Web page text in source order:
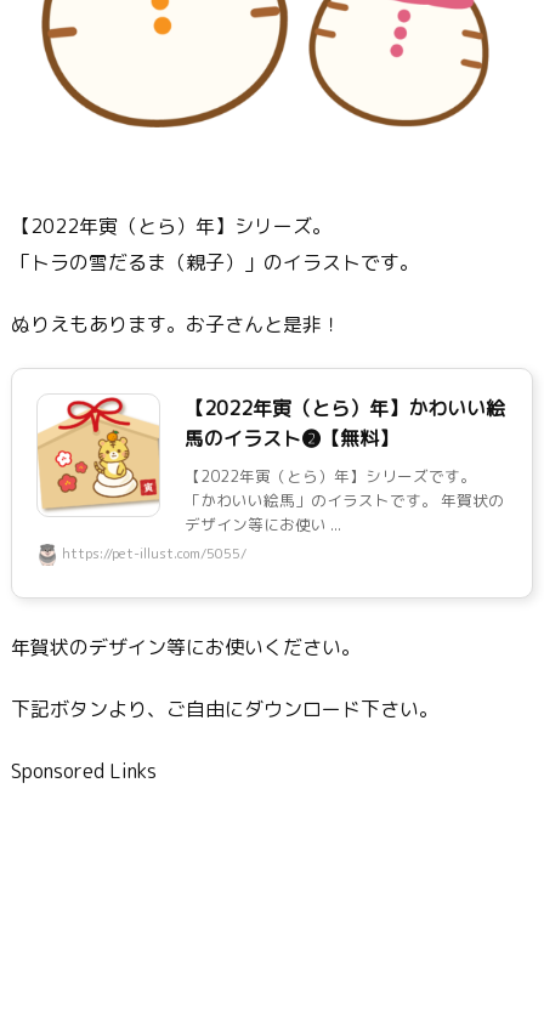
【2022年寅（とら）年】シリーズ。
「トラの雪だるま（親子）」のイラストです。
ぬりえもあります。お子さんと是非！
【2022年寅（とら）年】かわいい絵
馬のイラスト❷【無料】
【2022年寅（とら）年】シリーズです。
「かわいい絵馬」のイラストです。 年賀状の
デザイン等にお使い ...
https://pet-illust.com/5055/
年賀状のデザイン等にお使いください。
下記ボタンより、ご自由にダウンロード下さい。
Sponsored Links